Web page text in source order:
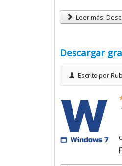
4
/
Leer más:
Descargar
Escrito por
a
o